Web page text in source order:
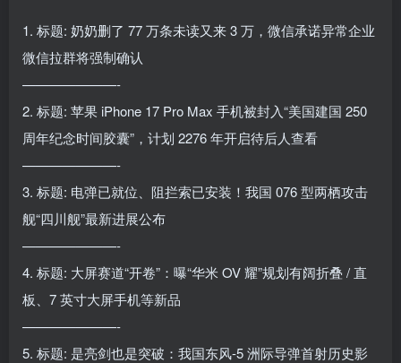
1. 标题: 奶奶删了 77 万条未读又来 3 万，微信承诺异常企业
微信拉群将强制确认
———————-
2. 标题: 苹果 iPhone 17 Pro Max 手机被封入“美国建国 250
周年纪念时间胶囊”，计划 2276 年开启待后人查看
———————-
3. 标题: 电弹已就位、阻拦索已安装！我国 076 型两栖攻击
舰“四川舰”最新进展公布
———————-
4. 标题: 大屏赛道“开卷”：曝“华米 OV 耀”规划有阔折叠 / 直
板、7 英寸大屏手机等新品
———————-
5. 标题: 是亮剑也是突破：我国东风-5 洲际导弹首射历史影